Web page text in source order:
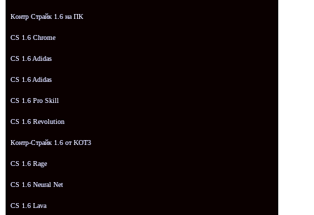
Контр Страйк 1.6 на ПК
CS 1.6 Chrome
CS 1.6 Adidas
CS 1.6 Adidas
CS 1.6 Pro Skill
CS 1.6 Revolution
Контр-Страйк 1.6 от KOT3
CS 1.6 Rage
CS 1.6 Neural Net
CS 1.6 Lava